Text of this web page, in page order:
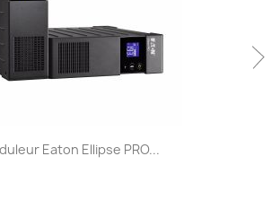
Eaton Ellipse PRO...